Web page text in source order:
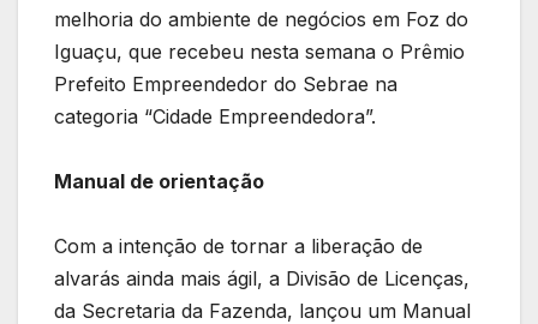
melhoria do ambiente de negócios em Foz do
Iguaçu, que recebeu nesta semana o Prêmio
Prefeito Empreendedor do Sebrae na
categoria “Cidade Empreendedora”.
Manual de orientação
Com a intenção de tornar a liberação de
alvarás ainda mais ágil, a Divisão de Licenças,
da Secretaria da Fazenda, lançou um Manual